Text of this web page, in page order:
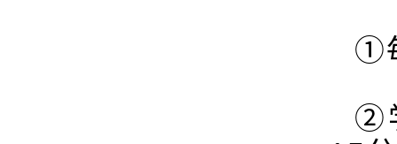
①
②